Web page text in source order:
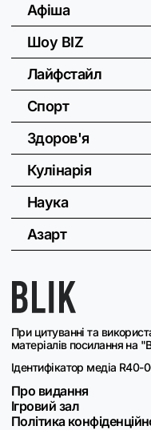
При цитуванні та
матеріалів посилання на
Ідентифікатор медіа R40-
Про видання
Ігровий зал
Політика
Афіша
Шоу BIZ
Лайфстайл
Спорт
Здоров'я
Кулінарія
Наука
Азарт